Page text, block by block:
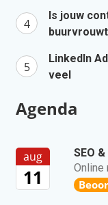
Is jouw
LinkedIn
veel
Agenda
aug
11
SEO
Online